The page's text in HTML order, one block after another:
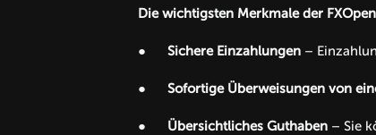
Die wichtigsten Merkmale der
● Sichere Einzahlungen –
● Sofortige Überweisungen von
● Übersichtliches Guthaben – Sie